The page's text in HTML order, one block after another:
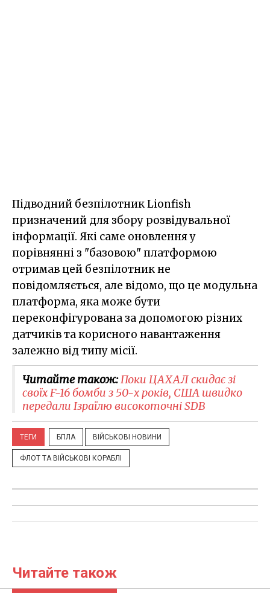
Підводний безпілотник Lionfish
призначений для збору розвідувальної
інформації. Які саме оновлення у
порівнянні з "базовою" платформою
отримав цей безпілотник не
повідомляється, але відомо, що це модульна
платформа, яка може бути
переконфігурована за допомогою різних
датчиків та корисного навантаження
залежно від типу місії.
Читайте також:Поки ЦАХАЛ скидає зі
своїх F-16 бомби з 50-х років, США швидко
передали Ізраїлю високоточні SDB
ТЕГИ БПЛА ВІЙСЬКОВІ НОВИНИ
ФЛОТ ТА ВІЙСЬКОВІ КОРАБЛІ
Читайте також